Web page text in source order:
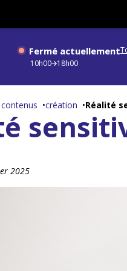
cookies
Fermé actuellement
10h00 18h00
création Réalité
2025